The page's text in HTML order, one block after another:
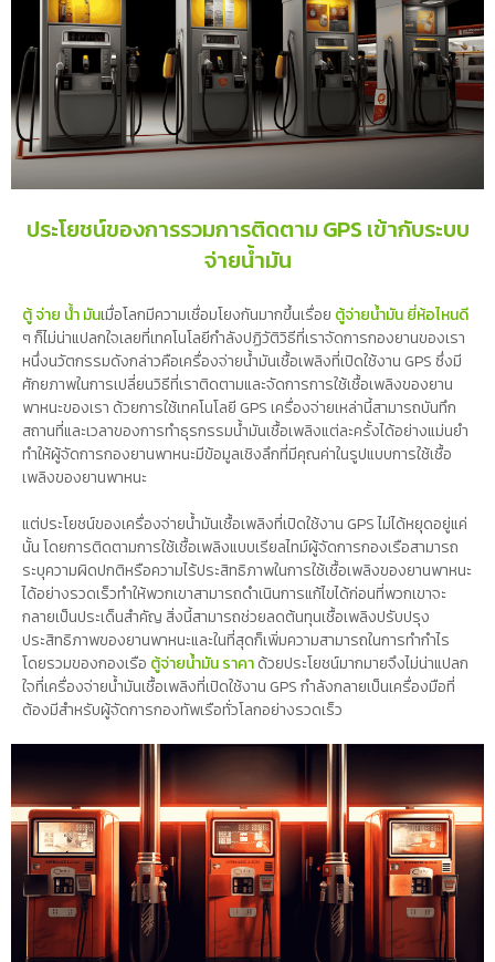
ประโยชน์ของการรวมการติดตาม GPS เข้ากับระบบ
จ่ายน้ำมัน
ตู้ จ่าย น้ํา มันเมื่อโลกมีความเชื่อมโยงกันมากขึ้นเรื่อย ตู้จ่ายน้ำมัน ยี่ห้อไหนดี
ๆ ก็ไม่น่าแปลกใจเลยที่เทคโนโลยีกำลังปฏิวัติวิธีที่เราจัดการกองยานของเรา
หนึ่งนวัตกรรมดังกล่าวคือเครื่องจ่ายน้ำมันเชื้อเพลิงที่เปิดใช้งาน GPS ซึ่งมี
ศักยภาพในการเปลี่ยนวิธีที่เราติดตามและจัดการการใช้เชื้อเพลิงของยาน
พาหนะของเรา ด้วยการใช้เทคโนโลยี GPS เครื่องจ่ายเหล่านี้สามารถบันทึก
สถานที่และเวลาของการทำธุรกรรมน้ำมันเชื้อเพลิงแต่ละครั้งได้อย่างแม่นยำ
ทำให้ผู้จัดการกองยานพาหนะมีข้อมูลเชิงลึกที่มีคุณค่าในรูปแบบการใช้เชื้อ
เพลิงของยานพาหนะ
แต่ประโยชน์ของเครื่องจ่ายน้ำมันเชื้อเพลิงที่เปิดใช้งาน GPS ไม่ได้หยุดอยู่แค่
นั้น โดยการติดตามการใช้เชื้อเพลิงแบบเรียลไทม์ผู้จัดการกองเรือสามารถ
ระบุความผิดปกติหรือความไร้ประสิทธิภาพในการใช้เชื้อเพลิงของยานพาหนะ
ได้อย่างรวดเร็วทำให้พวกเขาสามารถดำเนินการแก้ไขได้ก่อนที่พวกเขาจะ
กลายเป็นประเด็นสำคัญ สิ่งนี้สามารถช่วยลดต้นทุนเชื้อเพลิงปรับปรุง
ประสิทธิภาพของยานพาหนะและในที่สุดก็เพิ่มความสามารถในการทำกำไร
โดยรวมของกองเรือ ตู้จ่ายน้ำมัน ราคาด้วยประโยชน์มากมายจึงไม่น่าแปลก
ใจที่เครื่องจ่ายน้ำมันเชื้อเพลิงที่เปิดใช้งาน GPS กำลังกลายเป็นเครื่องมือที่
ต้องมีสำหรับผู้จัดการกองทัพเรือทั่วโลกอย่างรวดเร็ว